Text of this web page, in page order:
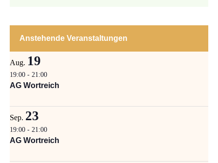
Anstehende Veranstaltungen
Aug. 19
19:00 - 21:00
AG Wortreich
Sep. 23
19:00 - 21:00
AG Wortreich